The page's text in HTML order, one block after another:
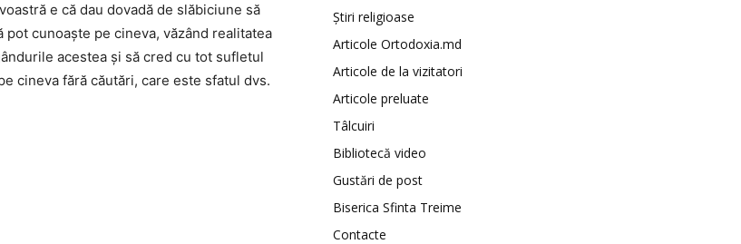
e că dau dovadă de slăbiciune să
cunoaşte pe cineva, văzând realitatea
acestea şi să cred cu tot sufletul
cineva fără căutări, care este sfatul dvs.
Știri religioase
Articole Ortodoxia.md
Articole de la vizitatori
Articole preluate
Tâlcuiri
Bibliotecă video
Gustări de post
Biserica Sfinta Treime
Contacte